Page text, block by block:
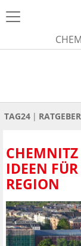
TAG24 RATGEBER
CHEMNITZ
IDEEN
REGION